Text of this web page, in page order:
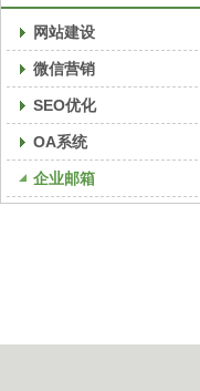
网站建设
微信营销
SEO优化
OA系统
企业邮箱